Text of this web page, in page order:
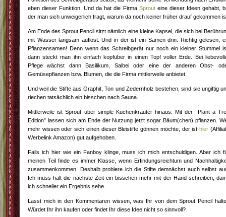
eben dieser Funktion. Und da hat die Firma Sprouteine dieser Ideen gehabt,
der man sich unweigerlich fragt, warum da noch keiner früher drauf gekommen
Am Ende des Sprout Pencil sitzt nämlich eine kleine Kapsel, die sich bei
mit Wasser langsam auflöst. Und in der ist ein Samen drin. Richtig gelesen,
Pflanzensamen! Denn wenn das Schreibgerät nur noch ein kleiner Stummel
dann steckt man ihn einfach kopfüber in einen Topf voller Erde. Bei
Pflege wächst dann Basilikum, Salbei oder eine der anderen Obst-
Gemüsepflanzen bzw. Blumen, die die Firma mittlerweile anbietet.
Und weil die Stifte aus Graphit, Ton und Zedernholz bestehen, sind sie ungiftig
riechen tatsächlich ein bisschen nach Sauna.
Mittlerweile ist Sprout über simple Küchenkräuter hinaus. Mit der “Plant a
Edition” lassen sich am Ende der Nutzung jetzt sogar Bäum(chen) pflanzen.
mehr wissen oder sich einen dieser Bleistifte gönnen möchte, der isthier
Werbelink Amazon) gut aufgehoben.
Falls ich hier wie ein Fanboy klinge, muss ich mich entschuldigen. Aber ich
meinen Teil finde es immer Klasse, wenn Erfindungsreichtum und
zusammenkommen. Deshalb probiere ich die Stifte demnächst auch selbst
Ich muss halt die nächste Zeit ein bisschen mehr mit der Hand schreiben,
ich schneller ein Ergebnis sehe.
Lasst mich in den Kommentaren wissen, was Ihr von dem Sprout Pencil
Würdet Ihr ihn kaufen oder findet Ihr diese Idee nicht so sinnvoll?